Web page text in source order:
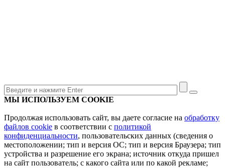
МЫ ИСПОЛЬЗУЕМ COOKIE
Продолжая использовать сайт, вы даете согласие на обработку
файлов cookie в соответствии с политикой
конфиденциальности, пользовательских данных (сведения о
местоположении; тип и версия ОС; тип и версия Браузера; тип
устройства и разрешение его экрана; источник откуда пришел
на сайт пользователь; с какого сайта или по какой рекламе;